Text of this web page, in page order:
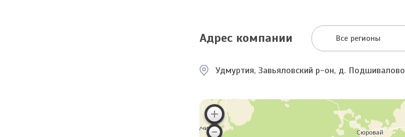
Адрес компании Все регионы
Удмуртия, Завьяловский р-он, д. Подшивалово